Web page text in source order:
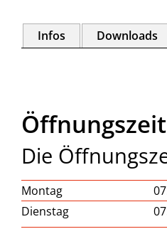
Infos Downloads
Die
Montag
Dienstag